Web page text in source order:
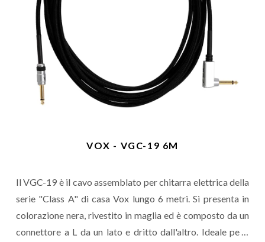
VOX - VGC-19 6M
Il VGC-19 è il cavo assemblato per chitarra elettrica della
serie "Class A" di casa Vox lungo 6 metri. Si presenta in
colorazione nera, rivestito in maglia ed è composto da un
connettore a L da un lato e dritto dall'altro. Ideale per i